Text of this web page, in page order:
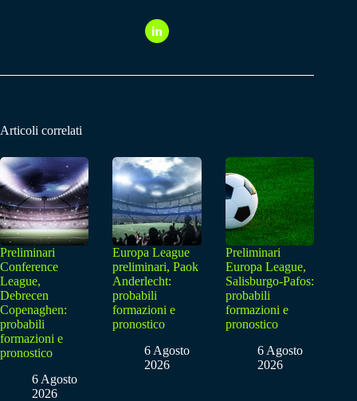
Articoli correlati
Preliminari
Conference
League,
Debrecen
Copenaghen:
probabili
formazioni e
pronostico
6 Agosto
2026
Europa League
preliminari, Paok
Anderlecht:
probabili
formazioni e
pronostico
6 Agosto
2026
Preliminari
Europa League,
Salisburgo-Pafos:
probabili
formazioni e
pronostico
6 Agosto
2026